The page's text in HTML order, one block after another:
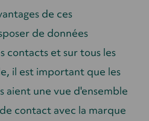
de ces
de données
contacts et sur tous les
il est important que les
aient une vue d'ensemble
contact avec la marque